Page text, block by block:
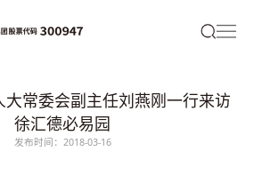
大常委会副主任刘燕刚一行来访
徐汇德必易园
发布时间：2018-03-16